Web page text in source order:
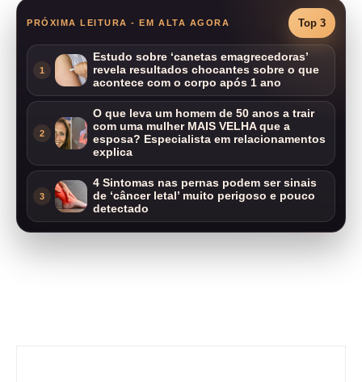
PRÓXIMA LEITURA - EM ALTA AGORA Top 3
1
Estudo sobre ‘canetas emagrecedoras’
revela resultados chocantes sobre o que
acontece com o corpo após 1 ano
2
O que leva um homem de 50 anos a trair
com uma mulher MAIS VELHA que a
esposa? Especialista em relacionamentos
explica
3
4 Sintomas nas pernas podem ser sinais
de ‘câncer letal’ muito perigoso e pouco
detectado